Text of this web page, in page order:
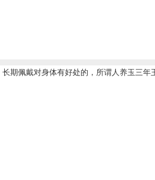
期佩戴对身体有好处的，所谓人养玉三年